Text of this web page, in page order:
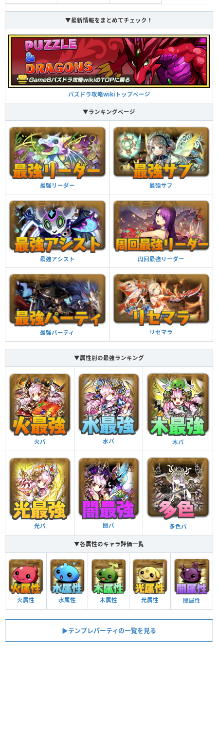
▼最新情報をまとめてチェック！
パズドラ攻略wikiトップページ
▼ランキングページ
最強リーダー 最強サブ
最強アシスト 周回最強リーダー
最強パーティ リセマラ
▼属性別の最強ランキング
火パ 水パ 木パ
光パ 闇パ 多色パ
▼各属性のキャラ評価一覧
火属性 水属性 木属性 光属性 闇属性
▶︎テンプレパーティの一覧を見る